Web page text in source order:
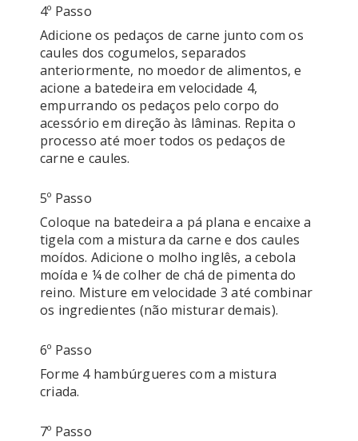
4º Passo
Adicione os pedaços de carne junto com os
caules dos cogumelos, separados
anteriormente, no moedor de alimentos, e
acione a batedeira em velocidade 4,
empurrando os pedaços pelo corpo do
acessório em direção às lâminas. Repita o
processo até moer todos os pedaços de
5º Passo
Coloque na batedeira a pá plana e encaixe a
tigela com a mistura da carne e dos caules
moídos. Adicione o molho inglês, a cebola
moída e ¼ de colher de chá de pimenta do
reino. Misture em velocidade 3 até combinar
6º Passo
Forme 4 hambúrgueres com a mistura
7º Passo